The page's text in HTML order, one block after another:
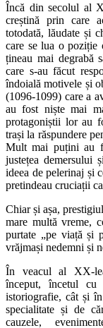
Încă din secolul al
creștină prin care
totodată, lăudate și
care se lua o poziție
țineau mai degrabă
care s-au făcut
îndoială motivele și
(1096-1099) care a
au fost niște mai
protagoniștii lor au
trași la răspundere
Mult mai puțini au
justețea demersului
ideea de pelerinaj și
pretindeau cruciații
Chiar și așa,
mare multă vreme,
purtate „pe viață și
vrăjmași nedemni și
În veacul al XX-
început, încetul
istoriografie, cât și
specialitate și de
cauzele,